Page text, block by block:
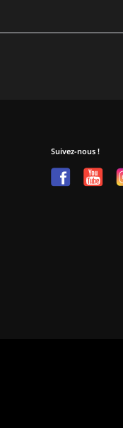
Suivez-nous !